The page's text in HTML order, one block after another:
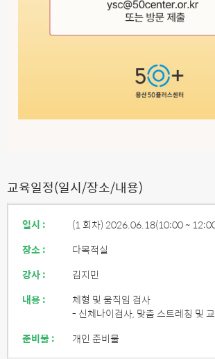
교육일정(일시/장소/내용)
일시 : (1 회차) 2026.06.18(10:00 ~
장소 :
다목적실
강사 :
김지민
내용 :
체형 및 움직임 검사
- 신체나이검사, 맞춤 스트레칭 및
준비물 :
개인 준비물